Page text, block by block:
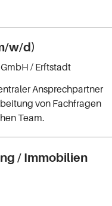
w/d)
/ Erftstadt
Ansprechpartner
von Fachfragen
Team.
/ Immobilien